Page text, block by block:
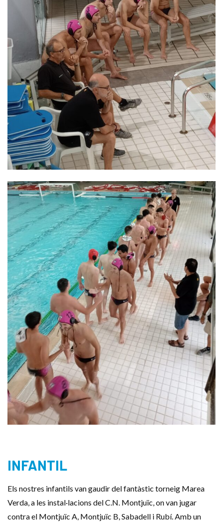
INFANTIL
Els nostres infantils van gaudir del fantàstic torneig Marea
Verda, a les instal·lacions del C.N. Montjuïc, on van jugar
contra el Montjuïc A, Montjuïc B, Sabadell i Rubí. Amb un